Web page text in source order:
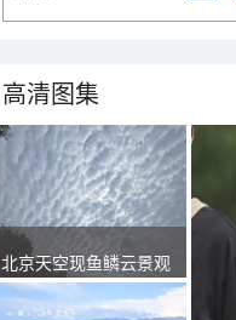
高清图集
北京天空现鱼鳞云景观